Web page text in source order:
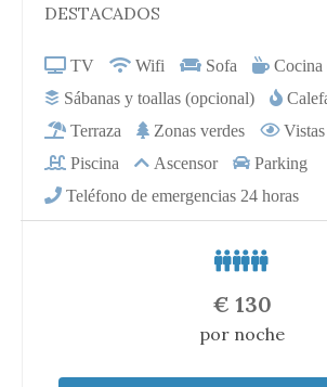
DESTACADOS
€ 130
por noche